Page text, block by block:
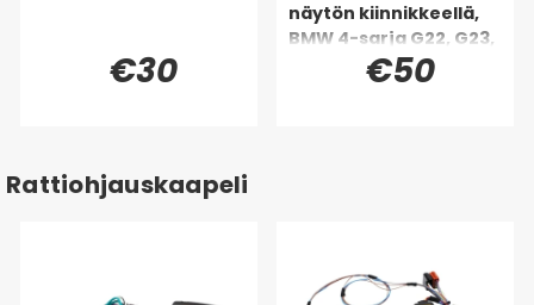
€30
näytön kiinnikkeellä,
BMW 4-sarja G22, G23,
G24, G26 88-26
€50
Rattiohjauskaapeli